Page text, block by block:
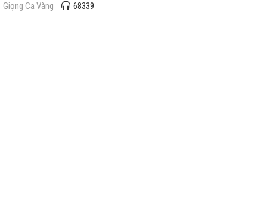
Giọng Ca Vàng 68339